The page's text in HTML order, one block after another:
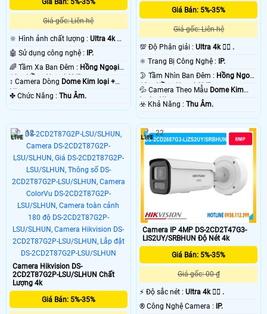
mang chất lượng tốt vì màn hình hiển thị quá nhỏ . 💡
Giá Bán: 5%-35%
Giá gốc: Liên hệ
🔆 Hình ảnh chất lượng : Ultra 4k 👍🏾
.
🤖️ Sử dụng công nghệ :
IP.
🌈 Tầm Xa Ban Đêm : Hồng Ngoại
10m Hồng Ngoại SMD.
↕️ Camera Dòng Dome Kim loại +
Nhựa.
️✤ Chức Năng : Thu Âm.
Giá Bán: 5%-35%
Giá gốc: Liên hệ
💯 Độ Phân giải :Ultra 4k 👍🏾 .
⚛️ Trang Bị Công Nghệ :
IP.
🌛 Tầm Nhìn Ban Đêm : Hồng Ngoại
10m Hồng Ngoại SMD.
💦 Camera Theo Mẫu Dome Kim
loại + Nhựa.
️☣️ Khả Năng :Thu Âm.
Camera Hikvision DS-
2CD2T87G2P-LSU/SLHUN Chất
Lượng 4k
Giá Bán: 5%-35%
12
Camera IP 4MP DS-2CD2T47G3-
LIS2UY/SRBHUN Độ Nét 4k
Giá Bán: 5%-35%
Giá gốc: 00 ₫
️⚡ Độ sắc nét :Ultra 4k 👍🏾 .
®️ Công Nghệ Camera : IP.
22